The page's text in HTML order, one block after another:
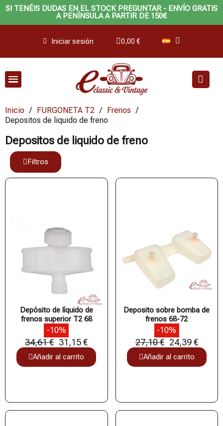
SI TENÉIS DUDAS EN EL STOCK PREGUNTAR - ENVÍO GRATIS
A PENÍNSULA A PARTIR DE 150€
Iniciar sesión 0,00 €
Inicio FURGONETA T2
Frenos
Depositos de liquido de freno
Depositos de liquido de freno
Filtros
Depósito de líquido de
frenos superior T2 68
-10%
34,61 € 31,15 €
Añadir al carrito
Deposito sobre bomba de
frenos 68-72
-10%
27,10 € 24,39 €
Añadir al carrito